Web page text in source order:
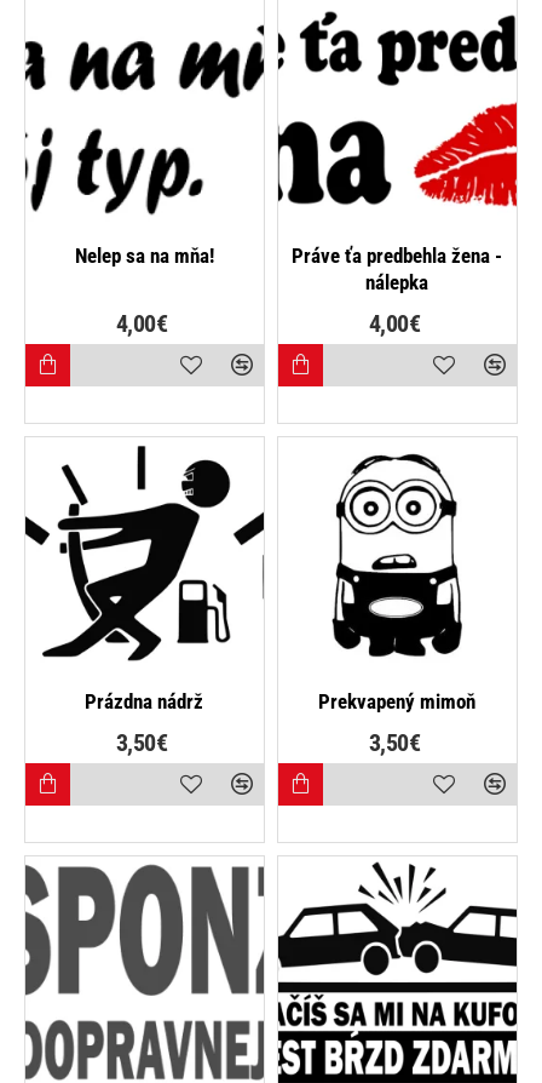
NAJPREDÁVANEJŠIE
Nelep sa na mňa!
4,00€
NAJPREDÁVANEJŠIE
Práve ťa predbehla žena -
nálepka
4,00€
Prázdna nádrž
3,50€
Prekvapený mimoň
3,50€